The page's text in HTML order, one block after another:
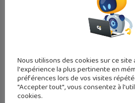
Nous utilisons des cookies sur ce
l'expérience la plus pertinente en
préférences lors de vos visites
"Accepter tout", vous consentez à
cookies.